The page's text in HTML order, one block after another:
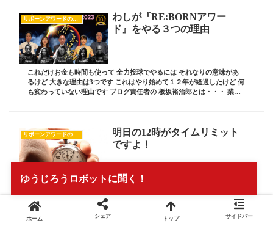
リボーンアワードのすべて
わしが『RE:BORNアワー
ド』をやる３つの理由
これだけお金も時間も使って 全力投球でやるには それなりの意味があ
るけど 大きな理由は3つです これはやり始めて１２年が経過したけど 何
も変わっていない理由です ブログ責任者の 板坂裕治郎とは・・・ 業界
リボーンアワードのすべて
明日の12時がタイムリミット
ですよ！
今年にかけて 一番飛躍した人を選出し みんなの前で どうやって飛躍
することが出来たのか？ 昔はどんなダメ経営者だったのが？ それ
が何をきっかけとして生まれ...
ホーム シェア トップ サイドバー
ゆうじろうロボットに聞く！